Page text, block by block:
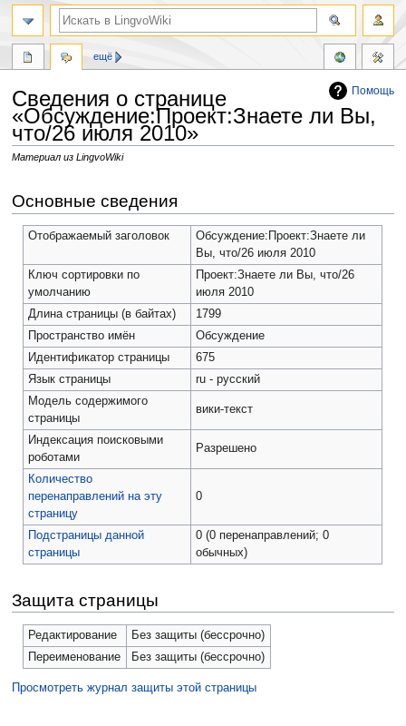
Помощь
Сведения о странице
«Обсуждение:Проект:Знаете ли Вы,
что/26 июля 2010»
Материал из LingvoWiki
ккОсновные сведения
Отображаемый заголовок
Обсуждение:Проект:Знаете ли
Вы, что/26 июля 2010
Ключ сортировки по
умолчанию
Проект:Знаете ли Вы, что/26
июля 2010
Длина страницы (в байтах)
1799
Пространство имён
Обсуждение
Идентификатор страницы
675
Язык страницы
ru - русский
Модель содержимого
страницы
вики-текст
Индексация поисковыми
роботами
Разрешено
Количество
перенаправлений на эту
страницу
0
Подстраницы данной
страницы
0 (0 перенаправлений; 0
обычных)
Защита страницы
Редактирование
Без защиты (бессрочно)
Переименование
Без защиты (бессрочно)
Просмотреть журнал защиты этой страницы
ещё